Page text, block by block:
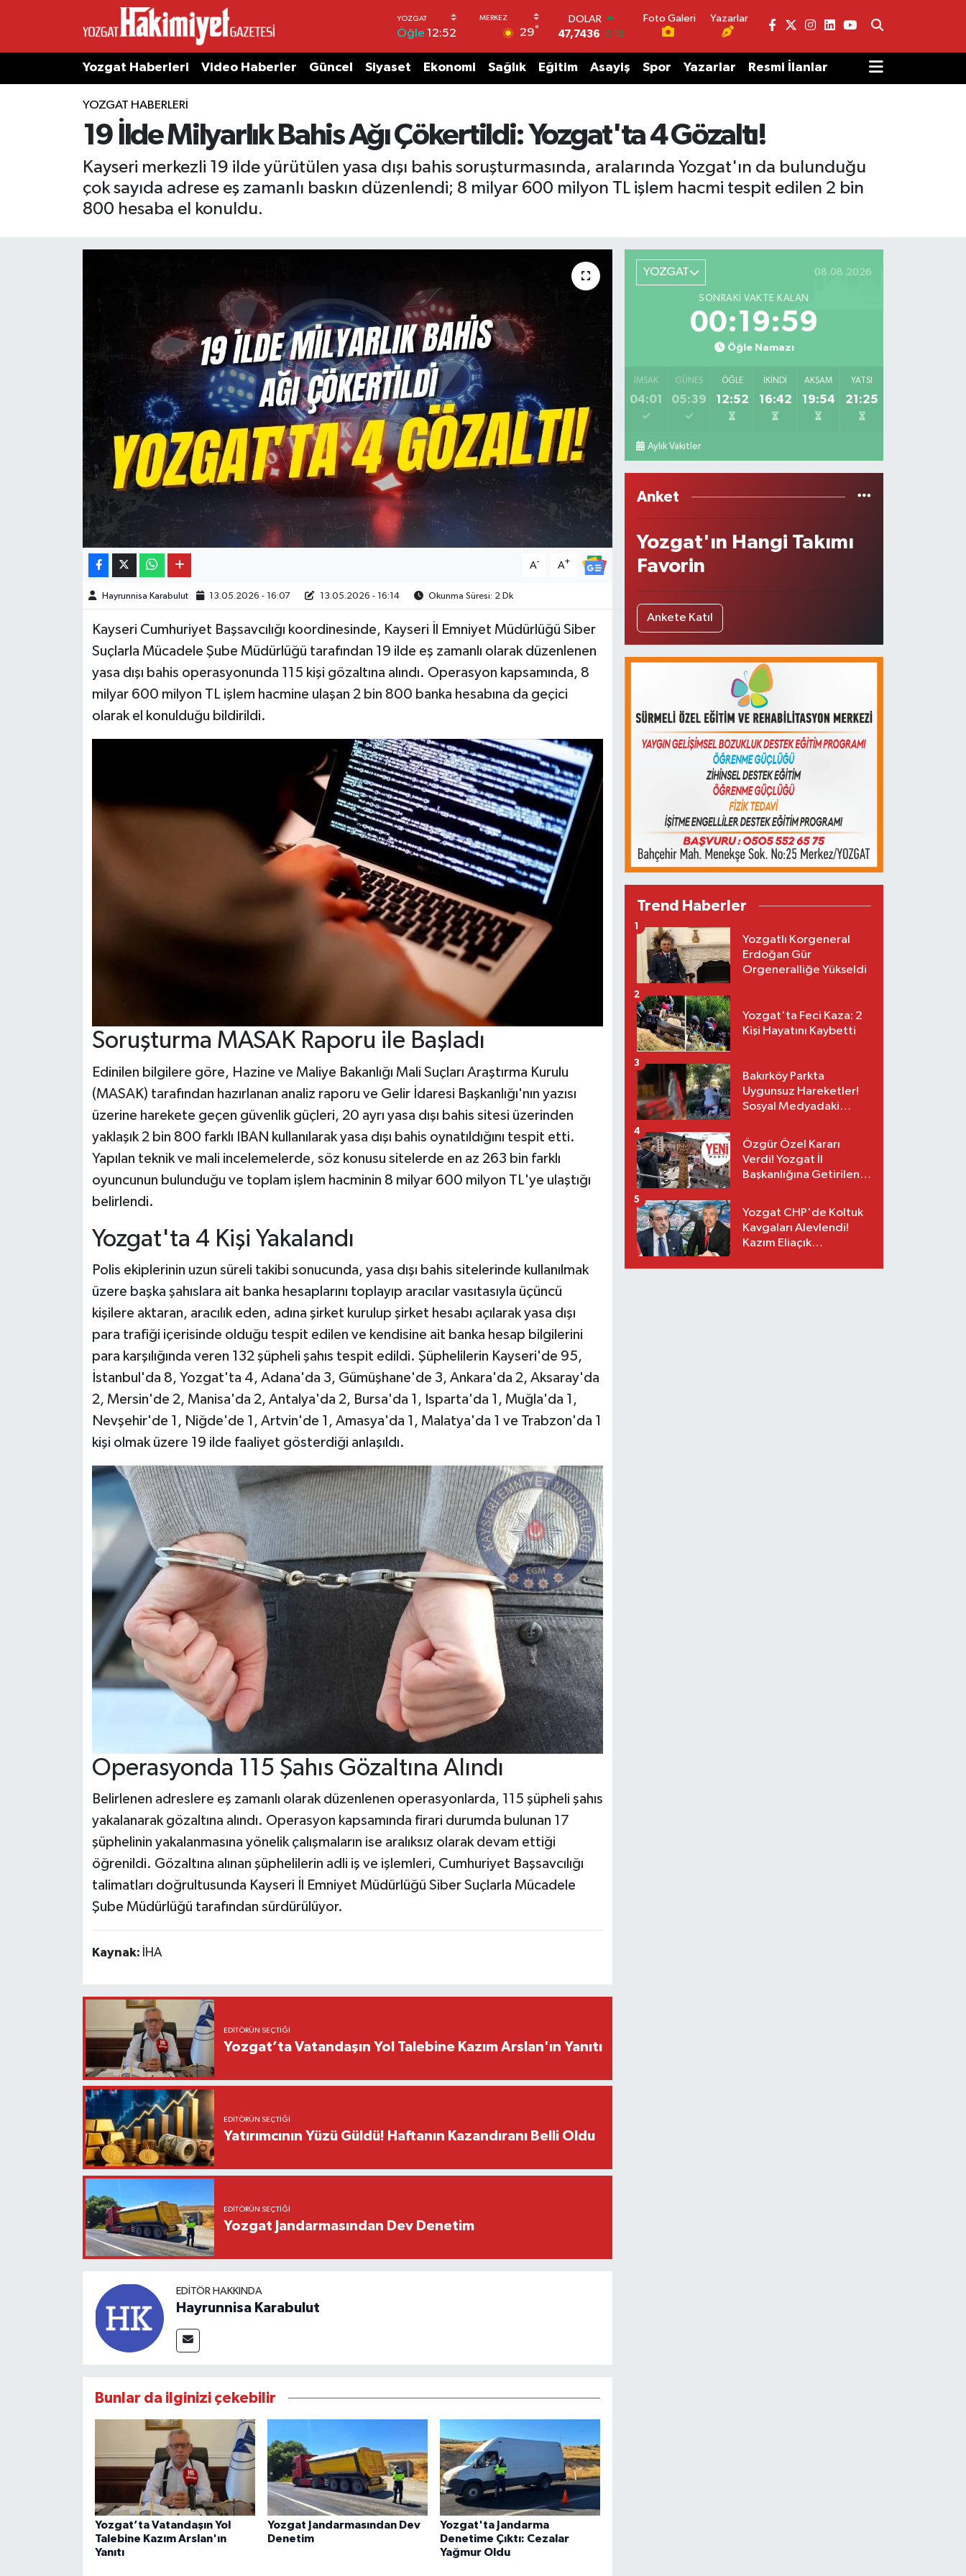
Öğle 12:52 29°
DOLAR
47,7436 0.18
55,2510 0.32
0.03
BİST100
BITCOIN
64.959,79 1.11
Foto Galeri Yazarlar
Yozgat Haberleri Video Haberler Güncel Siyaset Ekonomi Sağlık Eğitim Asayiş Spor Yazarlar Resmi İlanlar
YOZGAT HABERLERI
19 İlde Milyarlık Bahis Ağı Çökertildi: Yozgat'ta 4 Gözaltı!
Kayseri merkezli 19 ilde yürütülen yasa dışı bahis soruşturmasında, aralarında Yozgat'ın da bulunduğu
çok sayıda adrese eş zamanlı baskın düzenlendi; 8 milyar 600 milyon TL işlem hacmi tespit edilen 2 bin
800 hesaba el konuldu.
A- A+
Hayrunnisa Karabulut 13.05.2026 - 16:07 13.05.2026 - 16:14 Okunma Süresi: 2 Dk
Kayseri Cumhuriyet Başsavcılığı koordinesinde, Kayseri İl Emniyet Müdürlüğü Siber
Suçlarla Mücadele Şube Müdürlüğü tarafından 19 ilde eş zamanlı olarak düzenlenen
yasa dışı bahis operasyonunda 115 kişi gözaltına alındı. Operasyon kapsamında, 8
milyar 600 milyon TL işlem hacmine ulaşan 2 bin 800 banka hesabına da geçici
olarak el konulduğu bildirildi.
Soruşturma MASAK Raporu ile Başladı
Edinilen bilgilere göre, Hazine ve Maliye Bakanlığı Mali Suçları Araştırma Kurulu
(MASAK) tarafından hazırlanan analiz raporu ve Gelir İdaresi Başkanlığı'nın yazısı
üzerine harekete geçen güvenlik güçleri, 20 ayrı yasa dışı bahis sitesi üzerinden
yaklaşık 2 bin 800 farklı IBAN kullanılarak yasa dışı bahis oynatıldığını tespit etti.
Yapılan teknik ve mali incelemelerde, söz konusu sitelerde en az 263 bin farklı
oyuncunun bulunduğu ve toplam işlem hacminin 8 milyar 600 milyon TL'ye ulaştığı
belirlendi.
Yozgat'ta 4 Kişi Yakalandı
Polis ekiplerinin uzun süreli takibi sonucunda, yasa dışı bahis sitelerinde kullanılmak
üzere başka şahıslara ait banka hesaplarını toplayıp aracılar vasıtasıyla üçüncü
kişilere aktaran, aracılık eden, adına şirket kurulup şirket hesabı açılarak yasa dışı
para trafiği içerisinde olduğu tespit edilen ve kendisine ait banka hesap bilgilerini
para karşılığında veren 132 şüpheli şahıs tespit edildi. Şüphelilerin Kayseri'de 95,
İstanbul'da 8, Yozgat'ta 4, Adana'da 3, Gümüşhane'de 3, Ankara'da 2, Aksaray'da
2, Mersin'de 2, Manisa'da 2, Antalya'da 2, Bursa'da 1, Isparta'da 1, Muğla'da 1,
Nevşehir'de 1, Niğde'de 1, Artvin'de 1, Amasya'da 1, Malatya'da 1 ve Trabzon'da 1
kişi olmak üzere 19 ilde faaliyet gösterdiği anlaşıldı.
Operasyonda 115 Şahıs Gözaltına Alındı
Belirlenen adreslere eş zamanlı olarak düzenlenen operasyonlarda, 115 şüpheli şahıs
yakalanarak gözaltına alındı. Operasyon kapsamında firari durumda bulunan 17
şüphelinin yakalanmasına yönelik çalışmaların ise aralıksız olarak devam ettiği
öğrenildi. Gözaltına alınan şüphelilerin adli iş ve işlemleri, Cumhuriyet Başsavcılığı
talimatları doğrultusunda Kayseri İl Emniyet Müdürlüğü Siber Suçlarla Mücadele
Şube Müdürlüğü tarafından sürdürülüyor.
Kaynak: İHA
EDITÖRÜN SEÇTIĞI
Yozgat’ta Vatandaşın Yol Talebine Kazım Arslan'ın Yanıtı
EDITÖRÜN SEÇTIĞI
Yatırımcının Yüzü Güldü! Haftanın Kazandıranı Belli Oldu
EDITÖRÜN SEÇTIĞI
Yozgat Jandarmasından Dev Denetim
EDITÖR HAKKINDA
Hayrunnisa Karabulut
Bunlar da ilginizi çekebilir
Yozgat’ta Vatandaşın Yol
Talebine Kazım Arslan'ın
Yanıtı
Yozgat Jandarmasından Dev
Denetim
Yozgat'ta Jandarma
Denetime Çıktı: Cezalar
Yağmur Oldu
YOZGAT 08.08.2026
SONRAKI VAKTE KALAN
00:19:59
Öğle Namazı
İMSAK
04:01
GÜNEŞ
05:39
ÖĞLE
12:52
İKINDI
16:42
AKŞAM
19:54
YATSI
21:25
Aylık Vakitler
Anket
Yozgat'ın Hangi Takımı
Favorin
Ankete Katıl
Trend Haberler
Yozgatlı Korgeneral
Erdoğan Gür
Orgeneralliğe Yükseldi
1
Yozgat'ta Feci Kaza: 2
Kişi Hayatını Kaybetti
2
Bakırköy Parkta
Uygunsuz Hareketler!
Sosyal Medyadaki
Gözaltı
3
Özgür Özel Kararı
Verdi! Yozgat İl
Başkanlığına Getirilen
4
Yozgat CHP'de Koltuk
Kavgaları Alevlendi!
Kazım Eliaçık
5